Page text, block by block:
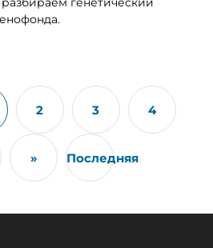
2 3 4
» Последняя